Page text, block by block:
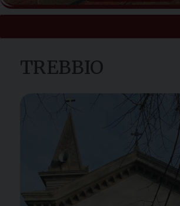
TREBBIO